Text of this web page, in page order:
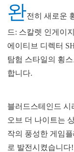
완전히 새로운
드: 스칼렛 인게이
에이티브 디렉터
탐험 스타일의 횡
합니다.
블러드스테인드 시
오브 더 나이트는
작의 풍성한 게임
로 발전시켰습니다!